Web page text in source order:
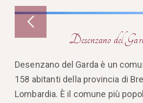
Desenzano del
Desenzano del Garda è un
158 abitanti della provincia di
Lombardia. È il comune più